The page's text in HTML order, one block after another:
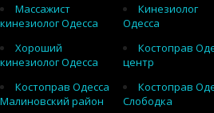
Массажист
кинезиолог Одесса
Кинезиолог
Одесса
Хороший
кинезиолог Одесса
Костоправ
центр
Костоправ Одесса
Малиновский район
Костоправ
Слободка